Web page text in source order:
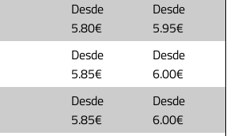
Desde
5.80€
Desde
5.95€
Desde
5.85€
Desde
6.00€
Desde
5.85€
Desde
6.00€